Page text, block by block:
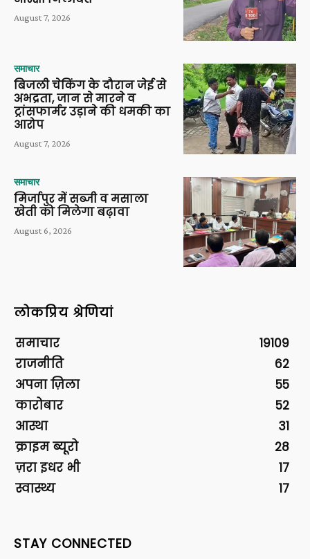
August 7, 2026
समाचार
बिजली चेकिंग के दौरान जेई से
अभद्रता, जान से मारने व
ट्रांसफार्मर उड़ाने की धमकी का
आरोप
August 7, 2026
समाचार
मिर्जापुर में सब्जी व मसाला
खेती को मिलेगा बढ़ावा
August 6, 2026
लोकप्रिय श्रेणियां
समाचार
19109
राजनीति
62
अपना ज़िला
55
कारोबार
52
आस्था
31
क्राइम ब्यूरो
28
ज़रा इधर भी
17
स्वास्थ्य
17
STAY CONNECTED